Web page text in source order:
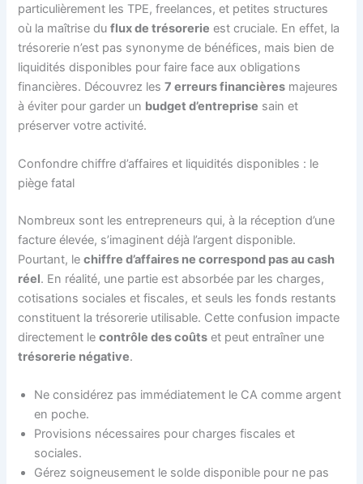
particulièrement les TPE, freelances, et petites structures
où la maîtrise duflux de trésorerie est cruciale. En effet, la
trésorerie n’est pas synonyme de bénéfices, mais bien de
liquidités disponibles pour faire face aux obligations
financières. Découvrez les7 erreurs financières majeures
à éviter pour garder un budget d’entreprise sain et
préserver votre activité.
Confondre chiffre d’affaires et liquidités disponibles : le
piège fatal
Nombreux sont les entrepreneurs qui, à la réception d’une
facture élevée, s’imaginent déjà l’argent disponible.
Pourtant, lechiffre d’affaires ne correspond pas au cash
réel. En réalité, une partie est absorbée par les charges,
cotisations sociales et fiscales, et seuls les fonds restants
constituent la trésorerie utilisable. Cette confusion impacte
directement lecontrôle des coûts et peut entraîner une
trésorerie négative.
Ne considérez pas immédiatement le CA comme argent
en poche.
Provisions nécessaires pour charges fiscales et
sociales.
Gérez soigneusement le solde disponible pour ne pas